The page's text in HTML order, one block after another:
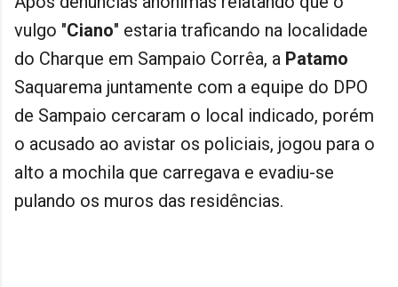
vulgo "Ciano" estaria traficando na localidade
do Charque em Sampaio Corrêa, a Patamo
Saquarema juntamente com a equipe do DPO
de Sampaio cercaram o local indicado, porém
o acusado ao avistar os policiais, jogou para o
alto a mochila que carregava e evadiu-se
pulando os muros das residências.